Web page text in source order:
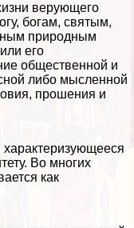
верующего
богам, святым,
природным
его
общественной и
либо мысленной
прошения и
хаpaктеризующееся
Во многих
как